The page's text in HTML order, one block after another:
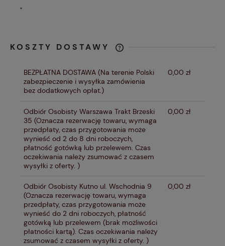
"
KOSZTY DOSTAWY
KOSZTÓW PŁATNOŚCI
BEZPŁATNA DOSTAWA (Na terenie Polski
zabezpieczenie i wysyłka zamówienia
bez dodatkowych opłat.)
0,00 zł
Odbiór Osobisty Warszawa Trakt Brzeski
35 (Oznacza rezerwację towaru, wymaga
przedpłaty, czas przygotowania może
wynieść od 2 do 8 dni roboczych,
płatność gotówką lub przelewem. Czas
oczekiwania należy zsumować z czasem
wysyłki z oferty. )
0,00 zł
Odbiór Osobisty Kutno ul. Wschodnia 9
(Oznacza rezerwację towaru, wymaga
przedpłaty, czas przygotowania może
wynieść do 2 dni roboczych, płatność
gotówką lub przelewem (brak możliwości
płatności kartą). Czas oczekiwania należy
zsumować z czasem wysyłki z oferty. )
0,00 zł